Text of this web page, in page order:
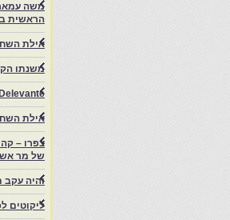
משה
הראשית
אילת
משנתו
אילת
של מר
והיה
ליקוטים